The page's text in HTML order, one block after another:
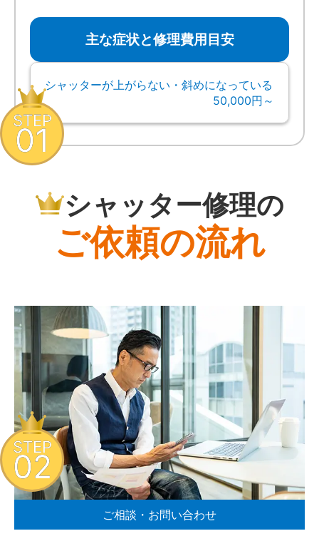
主な症状と修理費用目安
シャッターが上がらない・斜めになっている
50,000円～
シャッター修理の
ご依頼の流れ
STEP
01
ご相談・お問い合わせ
STEP
02